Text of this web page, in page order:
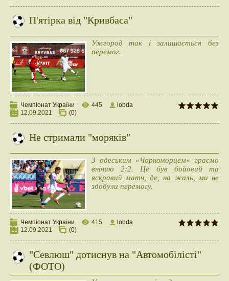
П'ятірка від "Кривбаса"
Ужгород так і залишається без
перемог.
Чемпіонат України 445
lobda
12.09.2021
(0)
Не стримали "моряків"
З одеським «Чорноморцем» граємо
внічию 2:2. Це був бойовий та
яскравий матч, де, на жаль, ми не
здобули перемогу.
Чемпіонат України 415
lobda
12.09.2021
(0)
"Севлюш" дотиснув на "Автомобілісті"
(ФОТО)